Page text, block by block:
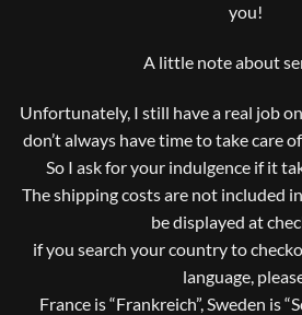
you!
A little note about
Unfortunately, I still have a real job
don’t always have time to take care
So I ask for your indulgence if it
The shipping costs are not included
be displayed at
if you search your country to
language,
France is “Frankreich”, Sweden is